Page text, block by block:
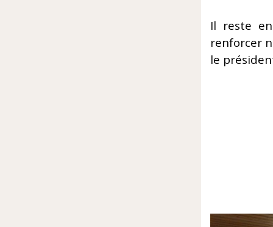
Il reste
renforcer
le